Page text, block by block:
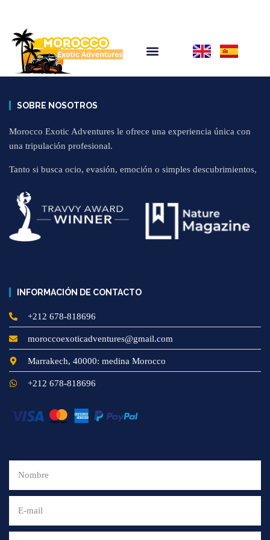
SOBRE NOSOTROS
Morocco Exotic Adventures le ofrece una experiencia única con
una tripulación profesional.
Tanto si busca ocio, evasión, emoción o simples descubrimientos,
INFORMACIÓN DE CONTACTO
+212 678-818696
moroccoexoticadventures@gmail.com
Marrakech, 40000: medina Morocco
+212 678-818696